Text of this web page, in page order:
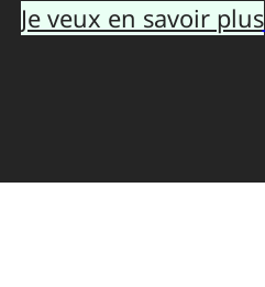
Je veux en savoir plus